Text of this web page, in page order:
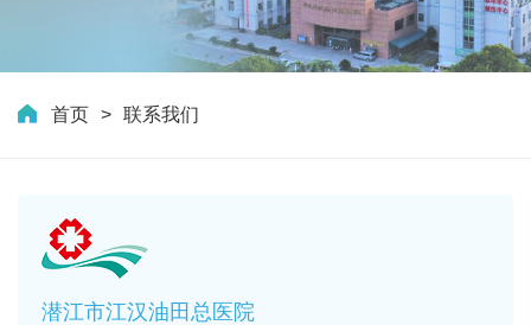
首页 联系我们
潜江市江汉油田总医院